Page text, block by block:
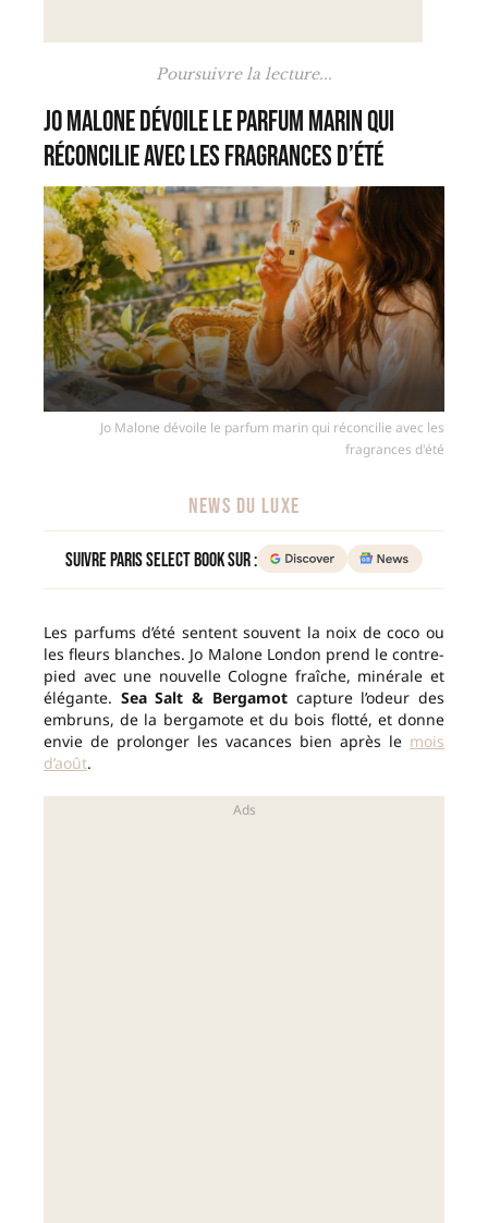
Poursuivre la lecture...
Jo Malone dévoile le parfum marin qui
réconcilie avec les fragrances d’été
Jo Malone dévoile le parfum marin qui réconcilie avec les
fragrances d'été
NEWS DU LUXE
Suivre Paris Select Book sur :
Les parfums d’été sentent souvent la noix de coco ou
les fleurs blanches. Jo Malone London prend le contre-
pied avec une nouvelle Cologne fraîche, minérale et
élégante. Sea Salt & Bergamotcapture l’odeur des
embruns, de la bergamote et du bois flotté, et donne
envie de prolonger les vacances bien après le mois
d’août.